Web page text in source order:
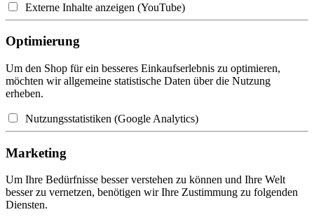
Externe Inhalte anzeigen (YouTube)
Optimierung
Um den Shop für ein besseres Einkaufserlebnis zu optimieren,
möchten wir allgemeine statistische Daten über die Nutzung
erheben.
Nutzungsstatistiken (Google Analytics)
Marketing
Um Ihre Bedürfnisse besser verstehen zu können und Ihre Welt
besser zu vernetzen, benötigen wir Ihre Zustimmung zu folgenden
Diensten.